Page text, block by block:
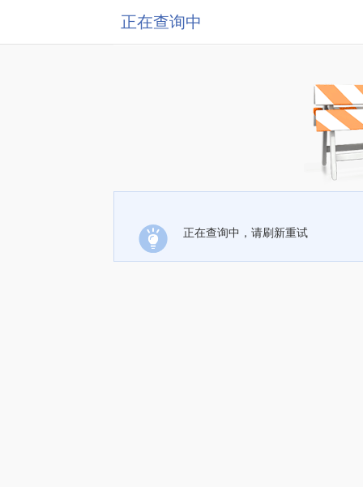
正在查询中
正在查询中，请刷新重试